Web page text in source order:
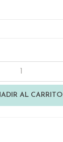
AL CARRITO